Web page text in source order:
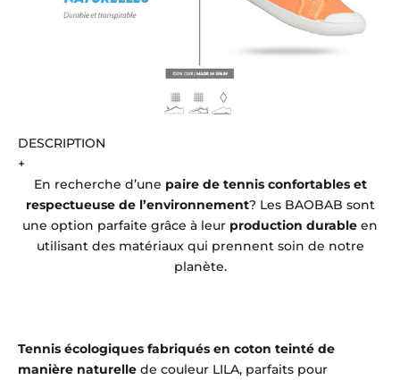
DESCRIPTION
+
En recherche d’une paire de tennis confortables et
respectueuse de l’environnement? Les BAOBAB sont
une option parfaite grâce à leur production durable en
utilisant des matériaux qui prennent soin de notre
planète.
Tennis écologiques fabriqués en coton teinté de
manière naturelle de couleur LILA, parfaits pour